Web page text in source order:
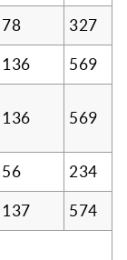
78 327
136 569
136 569
56 234
137 574